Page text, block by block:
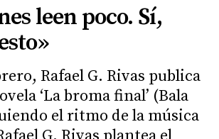
leen poco. Sí,
Rafael G. Rivas publica
‘La broma final’ (Bala
el ritmo de la música